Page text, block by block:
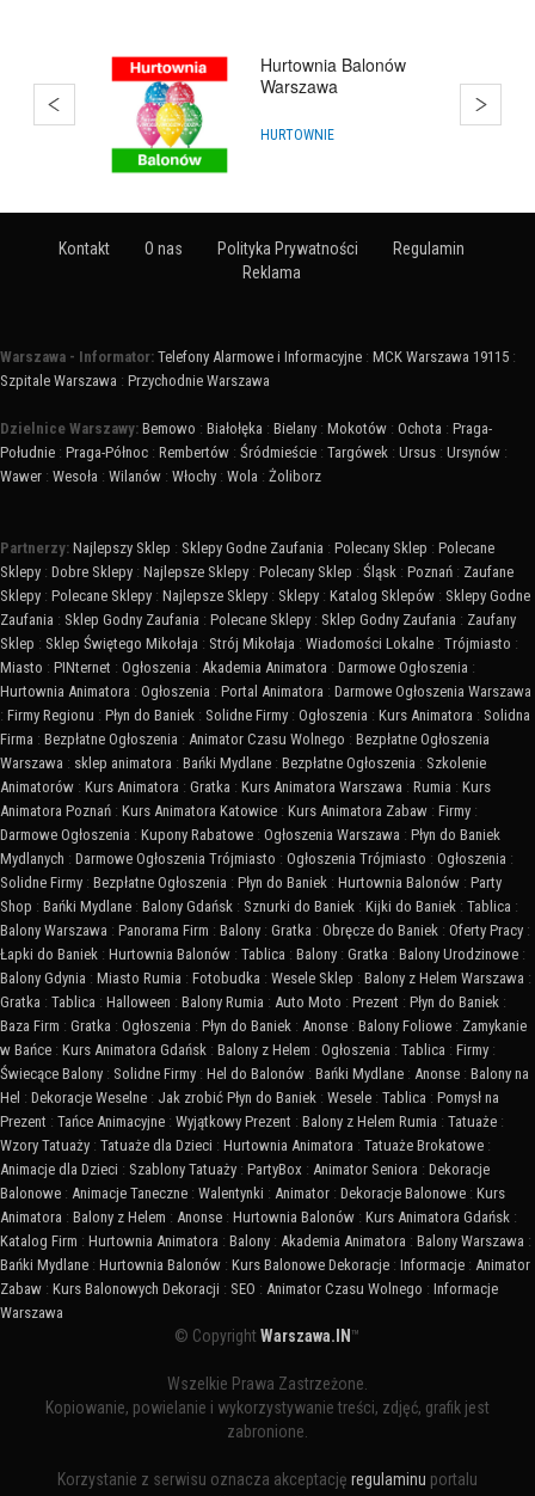
KursAnimatora.pl
KURSY ZAWODOWE
Kontakt O nas Polityka Prywatności
Regulamin
Reklama
Warszawa - Informator: Telefony Alarmowe i Informacyjne : MCK Warszawa 19115 :
Szpitale Warszawa : Przychodnie Warszawa
Dzielnice Warszawy: Bemowo : Białołęka : Bielany : Mokotów : Ochota : Praga-
Południe : Praga-Północ : Rembertów : Śródmieście : Targówek : Ursus : Ursynów :
Wawer : Wesoła : Wilanów : Włochy : Wola : Żoliborz
Partnerzy: Najlepszy Sklep : Sklepy Godne Zaufania : Polecany Sklep : Polecane
Sklepy : Dobre Sklepy : Najlepsze Sklepy : Polecany Sklep : Śląsk : Poznań : Zaufane
Sklepy : Polecane Sklepy : Najlepsze Sklepy : Sklepy : Katalog Sklepów : Sklepy Godne
Zaufania : Sklep Godny Zaufania : Polecane Sklepy : Sklep Godny Zaufania : Zaufany
Sklep : Sklep Świętego Mikołaja : Strój Mikołaja : Wiadomości Lokalne : Trójmiasto :
Miasto : PINternet : Ogłoszenia : Akademia Animatora : Darmowe Ogłoszenia :
Hurtownia Animatora : Ogłoszenia : Portal Animatora : Darmowe Ogłoszenia Warszawa
: Firmy Regionu : Płyn do Baniek : Solidne Firmy : Ogłoszenia : Kurs Animatora : Solidna
Firma : Bezpłatne Ogłoszenia : Animator Czasu Wolnego : Bezpłatne Ogłoszenia
Warszawa : sklep animatora : Bańki Mydlane : Bezpłatne Ogłoszenia : Szkolenie
Animatorów : Kurs Animatora : Gratka : Kurs Animatora Warszawa : Rumia : Kurs
Animatora Poznań : Kurs Animatora Katowice : Kurs Animatora Zabaw : Firmy :
Darmowe Ogłoszenia : Kupony Rabatowe : Ogłoszenia Warszawa : Płyn do Baniek
Mydlanych : Darmowe Ogłoszenia Trójmiasto : Ogłoszenia Trójmiasto : Ogłoszenia :
Solidne Firmy : Bezpłatne Ogłoszenia : Płyn do Baniek : Hurtownia Balonów : Party
Shop : Bańki Mydlane : Balony Gdańsk : Sznurki do Baniek : Kijki do Baniek : Tablica :
Balony Warszawa : Panorama Firm : Balony : Gratka : Obręcze do Baniek : Oferty Pracy :
Łapki do Baniek : Hurtownia Balonów : Tablica : Balony : Gratka : Balony Urodzinowe :
Balony Gdynia : Miasto Rumia : Fotobudka : Wesele Sklep : Balony z Helem Warszawa :
Gratka : Tablica : Halloween : Balony Rumia : Auto Moto : Prezent : Płyn do Baniek :
Baza Firm : Gratka : Ogłoszenia : Płyn do Baniek : Anonse : Balony Foliowe : Zamykanie
w Bańce : Kurs Animatora Gdańsk : Balony z Helem : Ogłoszenia : Tablica : Firmy :
Świecące Balony : Solidne Firmy : Hel do Balonów : Bańki Mydlane : Anonse : Balony na
Hel : Dekoracje Weselne : Jak zrobić Płyn do Baniek : Wesele : Tablica : Pomysł na
Prezent : Tańce Animacyjne : Wyjątkowy Prezent : Balony z Helem Rumia : Tatuaże :
Wzory Tatuaży : Tatuaże dla Dzieci : Hurtownia Animatora : Tatuaże Brokatowe :
Animacje dla Dzieci : Szablony Tatuaży : PartyBox : Animator Seniora : Dekoracje
Balonowe : Animacje Taneczne : Walentynki : Animator : Dekoracje Balonowe : Kurs
Animatora : Balony z Helem : Anonse : Hurtownia Balonów : Kurs Animatora Gdańsk :
Katalog Firm : Hurtownia Animatora : Balony : Akademia Animatora : Balony Warszawa :
Bańki Mydlane : Hurtownia Balonów : Kurs Balonowe Dekoracje : Informacje : Animator
Zabaw : Kurs Balonowych Dekoracji : SEO : Animator Czasu Wolnego : Informacje
Warszawa
© CopyrightWarszawa.IN ™
Wszelkie Prawa Zastrzeżone.
Kopiowanie, powielanie i wykorzystywanie treści, zdjęć, grafik jest
zabronione.
Korzystanie z serwisu oznacza akceptację regulaminu portalu